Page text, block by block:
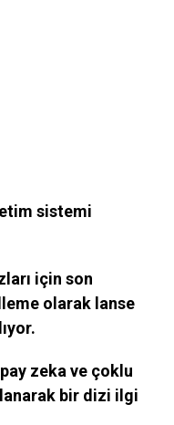
sistemi
için son
olarak lanse
zeka ve çoklu
bir dizi ilgi